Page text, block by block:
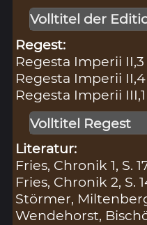
Volltitel der
Regest:
Regesta Imperii II,3
Regesta Imperii
Regesta Imperii
Volltitel Regest
Literatur:
Fries, Chronik 1, S.
Fries, Chronik 2, S.
Störmer,
Wendehorst,